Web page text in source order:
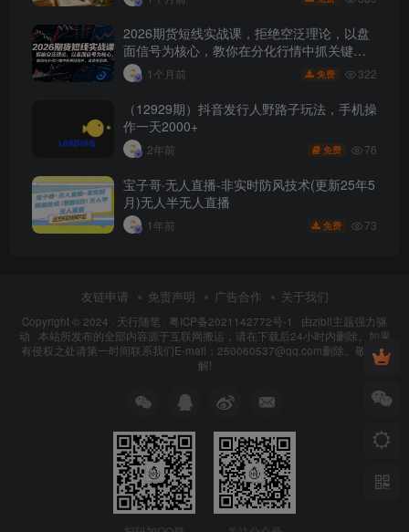
2026期货短线实战课，拒绝空泛理论，以盘
面信号为核心，教你在分化行情中抓关键品
种、避诱多陷阱
1个月前 免费 322
（12929期）抖音发行人野路子玩法，手机操
作一天2000+
2年前 免费 76
宝子哥·无人直播-非实时防风技术(更新25年5
月)无人半无人直播
1年前 免费 73
友链申请 免责声明 广告合作 关于我们
Copyright © 2024 · 天行随笔 · 粤ICP备2021142772号-1 · 由zibll主题强力驱
动 · 本站所发布的全部内容源于互联网搬运，请在下载后24小时内删除。如果
有侵权之处请第一时间联系我们E-mail：250060537@qq.com删除。敬请谅
解!